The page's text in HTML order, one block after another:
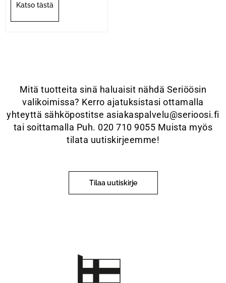
Katso tästä
Mitä tuotteita sinä haluaisit nähdä Seriöösin
valikoimissa? Kerro ajatuksistasi ottamalla
yhteyttä sähköpostitse asiakaspalvelu@serioosi.fi
tai soittamalla Puh. 020 710 9055 Muista myös
tilata uutiskirjeemme!
Tilaa uutiskirje